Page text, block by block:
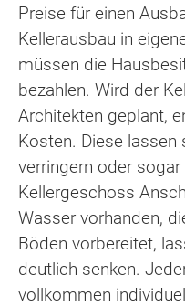
Preise für einen
Kellerausbau in
müssen die
bezahlen. Wird der
Architekten geplant,
Kosten. Diese lassen
verringern oder
Kellergeschoss
Wasser vorhanden,
Böden vorbereitet,
deutlich senken.
vollkommen